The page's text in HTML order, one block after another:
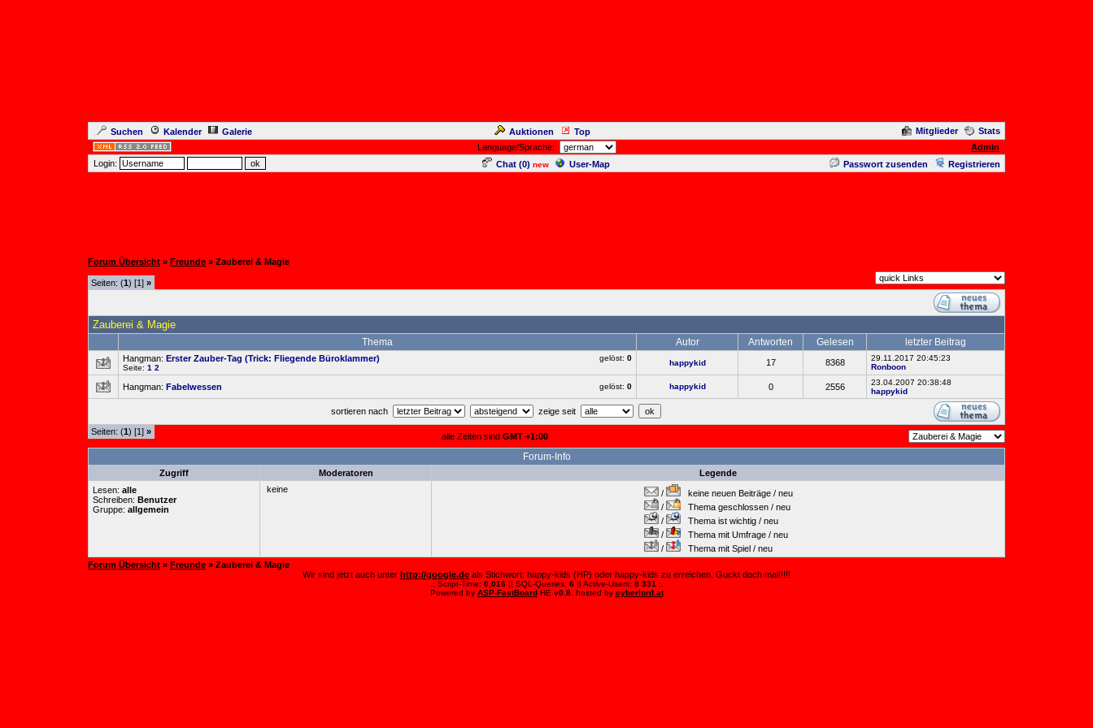
Suchen Kalender Galerie Auktionen Top Mitglieder
Stats
Language/Sprache:
Admin
Login:
Chat (0) new User-Map Passwort zusenden Registrieren
Forum Übersicht » Freunde » Zauberei & Magie
Seiten: (1) [1] »
Zauberei & Magie
Thema Autor Antworten Gelesen letzter Beitrag
gelöst: 0
Hangman: Erster Zauber-Tag (Trick: Fliegende Büroklammer)
Seite: 1 2
happykid 17 8368
29.11.2017 20:45:23
Ronboon
gelöst: 0
Hangman: Fabelwessen happykid 0 2556
23.04.2007 20:38:48
happykid
sortieren nach zeige seit
Seiten: (1) [1] » alle Zeiten sind GMT +1:00
Forum-Info
Zugriff Moderatoren
Legende
Lesen: alle
Schreiben: Benutzer
Gruppe: allgemein
keine /
keine neuen Beiträge / neu
/
Thema geschlossen / neu
/
Thema ist wichtig / neu
/
Thema mit Umfrage / neu
/
Thema mit Spiel / neu
Forum Übersicht » Freunde » Zauberei & Magie
Wir sind jetzt auch unter http://google.de als Stichwort: happy-kids (HP) oder happy-kids zu erreichen. Guckt doch mal!!!!!
.: Script-Time: 0,016|| SQL-Queries: 6|| Active-Users: 8 331 :.
Powered by ASP-FastBoardHE v0.8, hosted by cyberlord.at